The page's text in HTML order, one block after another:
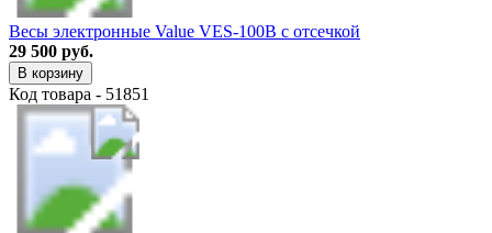
Весы электронные Value VES-100B с отсечкой
29 500 руб.
В корзину
Код товара - 51851